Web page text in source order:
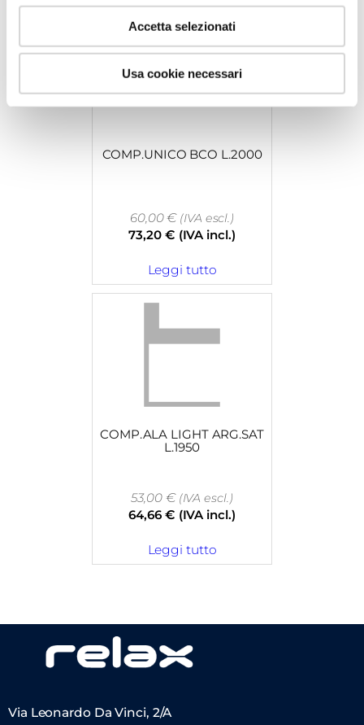
Accetta selezionati
Usa cookie necessari
COMP.UNICO BCO L.2000
60,00€(IVA escl.)
73,20 € (IVA incl.)
Leggi tutto
COMP.ALA LIGHT ARG.SAT
L.1950
53,00 €(IVA escl.)
64,66 € (IVA incl.)
Leggi tutto
Via Leonardo Da Vinci, 2/A